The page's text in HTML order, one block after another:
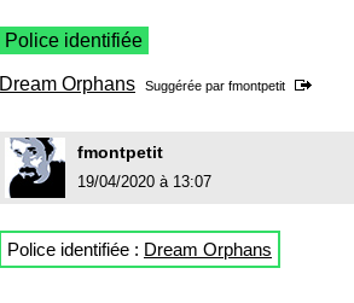
Police identifiée
Dream Orphans Suggérée par fmontpetit
fmontpetit
19/04/2020 à 13:07
Police identifiée : Dream Orphans